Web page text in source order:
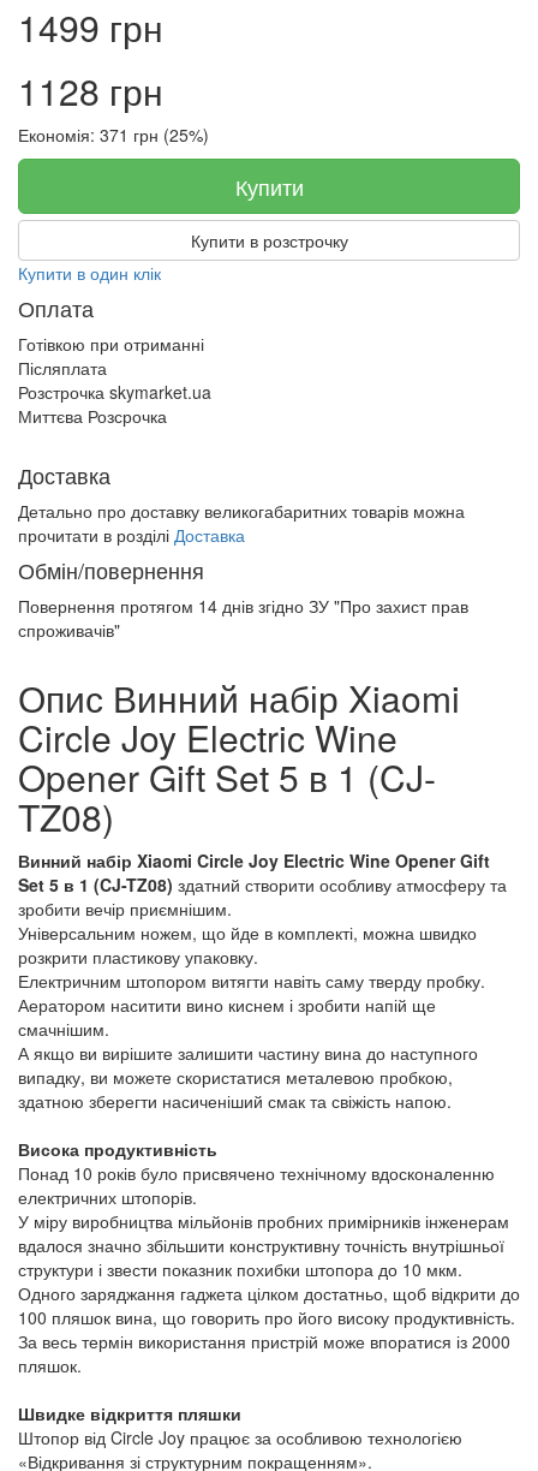
1499 грн
1128 грн
Економія: 371 грн (25%)
Купити
Купити в розстрочку
Купити в один клік
Оплата
Готівкою при отриманні
Післяплата
Розстрочка skymarket.ua
Миттєва Розсрочка
Доставка
Детально про доставку великогабаритних товарів можна
прочитати в розділі Доставка
Обмін/повернення
Повернення протягом 14 днів згідно ЗУ "Про захист прав
спроживачів"
Опис Винний набір Xiaomi
Circle Joy Electric Wine
Opener Gift Set 5 в 1 (CJ-
TZ08)
Винний набір Xiaomi Circle Joy Electric Wine Opener Gift
Set 5 в 1 (CJ-TZ08) здатний створити особливу атмосферу та
зробити вечір приємнішим.
Універсальним ножем, що йде в комплекті, можна швидко
розкрити пластикову упаковку.
Електричним штопором витягти навіть саму тверду пробку.
Аератором наситити вино киснем і зробити напій ще
смачнішим.
А якщо ви вирішите залишити частину вина до наступного
випадку, ви можете скористатися металевою пробкою,
здатною зберегти насиченіший смак та свіжість напою.
Висока продуктивність
Понад 10 років було присвячено технічному вдосконаленню
електричних штопорів.
У міру виробництва мільйонів пробних примірників інженерам
вдалося значно збільшити конструктивну точність внутрішньої
структури і звести показник похибки штопора до 10 мкм.
Одного заряджання гаджета цілком достатньо, щоб відкрити до
100 пляшок вина, що говорить про його високу продуктивність.
За весь термін використання пристрій може впоратися із 2000
пляшок.
Швидке відкриття пляшки
Штопор від Circle Joy працює за особливою технологією
«Відкривання зі структурним покращенням».